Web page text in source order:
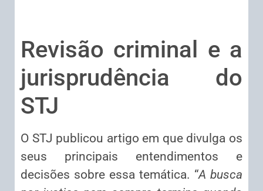
Revisão criminal e a
jurisprudência do
STJ
​O STJ publicou artigo em que divulga os
seus principais entendimentos e
decisões sobre essa temática. “A busca